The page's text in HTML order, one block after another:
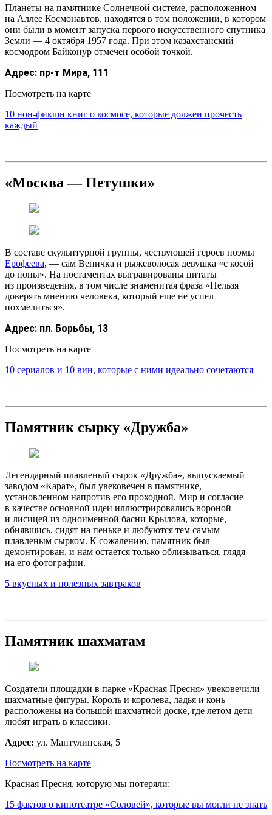
Планеты на памятнике Солнечной системе, расположенном
на Аллее Космонавтов, находятся в том положении, в котором
они были в момент запуска первого искусственного спутника
Земли — 4 октября 1957 года. При этом казахстанский
космодром Байконур отмечен особой точкой.
Адрес: пр-т Мира, 111
Посмотреть на карте
10 нон-фикшн книг о космосе, которые должен прочесть
каждый
«Москва — Петушки»
В составе скульптурной группы, чествующей героев поэмы
Ерофеева, — сам Веничка и рыжеволосая девушка «с косой
до попы». На постаментах выгравированы цитаты
из произведения, в том числе знаменитая фраза «Нельзя
доверять мнению человека, который еще не успел
похмелиться».
Адрес: пл. Борьбы, 13
Посмотреть на карте
10 сериалов и 10 вин, которые с ними идеально сочетаются
Памятник сырку «Дружба»
Легендарный плавленый сырок «Дружба», выпускаемый
заводом «Карат», был увековечен в памятнике,
установленном напротив его проходной. Мир и согласие
в качестве основной идеи иллюстрировались вороной
и лисицей из одноименной басни Крылова, которые,
обнявшись, сидят на пеньке и любуются тем самым
плавленым сырком. К сожалению, памятник был
демонтирован, и нам остается только облизываться, глядя
на его фотографии.
5 вкусных и полезных завтраков
Памятник шахматам
Создатели площадки в парке «Красная Пресня» увековечили
шахматные фигуры. Король и королева, ладья и конь
расположены на большой шахматной доске, где летом дети
любят играть в классики.
Адрес: ул. Мантулинская, 5
Посмотреть на карте
Красная Пресня, которую мы потеряли:
15 фактов о кинотеатре «Соловей», которые вы могли не знать